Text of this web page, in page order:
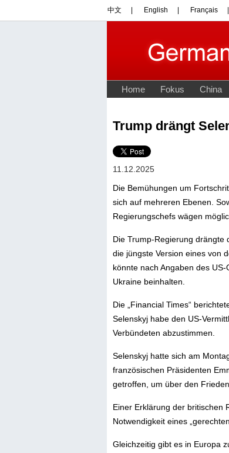
Trump drängt
11.12.2025
Die Bemühungen um
sich auf mehreren Ebenen.
Regierungschefs wägen
Die Trump-Regierung drängte
die jüngste Version eines von
könnte nach Angaben des
Ukraine beinhalten.
Die „Financial Times“
Selenskyj habe den US-
Verbündeten abzustimmen.
Selenskyj hatte sich am
französischen Präsidenten
getroffen, um über den
Einer Erklärung der britischen
Notwendigkeit eines
Gleichzeitig gibt es in Europa